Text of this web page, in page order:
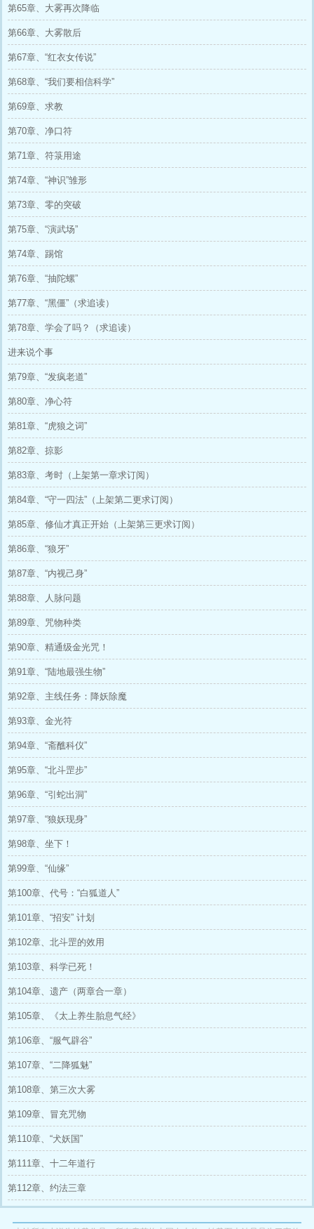
第65章、大雾再次降临
第66章、大雾散后
第67章、“红衣女传说”
第68章、“我们要相信科学”
第69章、求教
第70章、净口符
第71章、符箓用途
第74章、“神识”雏形
第73章、零的突破
第75章、“演武场”
第74章、踢馆
第76章、“抽陀螺”
第77章、“黑僵”（求追读）
第78章、学会了吗？（求追读）
进来说个事
第79章、“发疯老道”
第80章、净心符
第81章、“虎狼之词”
第82章、掠影
第83章、考时（上架第一章求订阅）
第84章、“守一四法”（上架第二更求订阅）
第85章、修仙才真正开始（上架第三更求订阅）
第86章、“狼牙”
第87章、“内视己身”
第88章、人脉问题
第89章、咒物种类
第90章、精通级金光咒！
第91章、“陆地最强生物”
第92章、主线任务：降妖除魔
第93章、金光符
第94章、“斋醮科仪”
第95章、“北斗罡步”
第96章、“引蛇出洞”
第97章、“狼妖现身”
第98章、坐下！
第99章、“仙缘”
第100章、代号：“白狐道人”
第101章、“招安” 计划
第102章、北斗罡的效用
第103章、科学已死！
第104章、遗产（两章合一章）
第105章、《太上养生胎息气经》
第106章、“服气辟谷”
第107章、“二降狐魅”
第108章、第三次大雾
第109章、冒充咒物
第110章、“犬妖国”
第111章、十二年道行
第112章、约法三章